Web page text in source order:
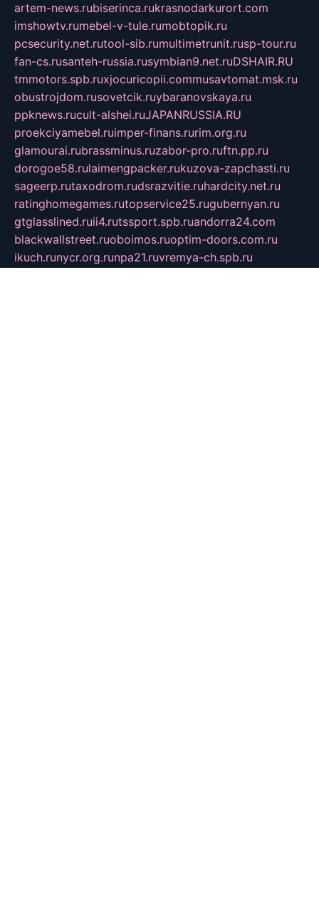
artem-news.rubiserinca.rukrasnodarkurort.com
imshowtv.rumebel-v-tule.rumobtopik.ru
pcsecurity.net.rutool-sib.rumultimetrunit.rusp-tour.ru
fan-cs.rusanteh-russia.rusymbian9.net.ruDSHAIR.RU
tmmotors.spb.ruxjocuricopii.commusavtomat.msk.ru
obustrojdom.rusovetcik.ruybaranovskaya.ru
ppknews.rucult-alshei.ruJAPANRUSSIA.RU
proekciyamebel.ruimper-finans.rurim.org.ru
glamourai.rubrassminus.ruzabor-pro.ruftn.pp.ru
dorogoe58.rulaimengpacker.rukuzova-zapchasti.ru
sageerp.rutaxodrom.rudsrazvitie.ruhardcity.net.ru
ratinghomegames.rutopservice25.rugubernyan.ru
gtglasslined.ruii4.rutssport.spb.ruandorra24.com
blackwallstreet.ruoboimos.ruoptim-doors.com.ru
ikuch.runycr.org.runpa21.ruvremya-ch.spb.ru